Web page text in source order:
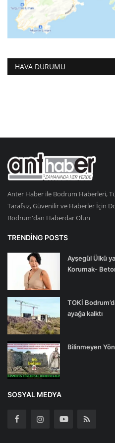
HAVA DURUMU
Anter Haber ile Bodrum Haberleri,
Tarafsız, Güvenilir ve Haberler İçin
Bodrum'dan Haberdar Olun
TRENDING POSTS
Ayşegül Ülkü
Korumak-
TOKİ
ayağa kalktı
Bilinmeyen
SOSYAL MEDYA